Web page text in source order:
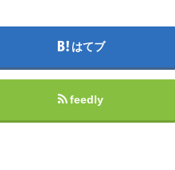
はてブ
feedly